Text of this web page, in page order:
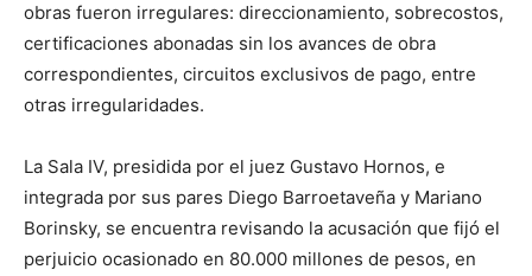
obras fueron irregulares: direccionamiento, sobrecostos,
certificaciones abonadas sin los avances de obra
correspondientes, circuitos exclusivos de pago, entre
otras irregularidades.
La Sala IV, presidida por el juez Gustavo Hornos, e
integrada por sus pares Diego Barroetaveña y Mariano
Borinsky, se encuentra revisando la acusación que fijó el
perjuicio ocasionado en 80.000 millones de pesos, en